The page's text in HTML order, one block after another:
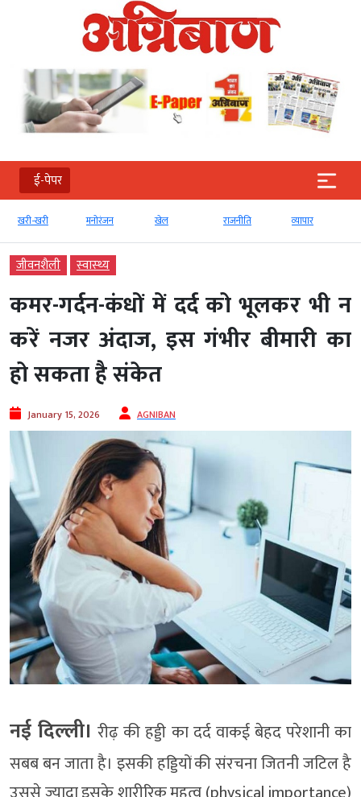
ई-पेपर
खरी-खरी मनोरंजन खेल राजनीति व्‍यापार
जीवनशैली स्‍वास्‍थ्‍य
कमर-गर्दन-कंधों में दर्द को भूलकर भी न
करें नजर अंदाज, इस गंभीर बीमारी का
हो सकता है संकेत
January 15, 2026 AGNIBAN
नई दिल्ली। रीढ़ की हड्डी का दर्द वाकई बेहद परेशानी का
सबब बन जाता है। इसकी हड्डियों की संरचना जितनी जटिल है